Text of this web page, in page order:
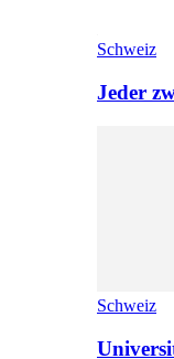
Schweiz
Jeder
Schweiz